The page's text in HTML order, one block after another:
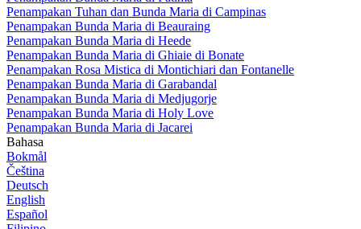
Penampakan Tuhan dan Bunda Maria di Campinas
Penampakan Bunda Maria di Beauraing
Penampakan Bunda Maria di Heede
Penampakan Bunda Maria di Ghiaie di Bonate
Penampakan Rosa Mistica di Montichiari dan Fontanelle
Penampakan Bunda Maria di Garabandal
Penampakan Bunda Maria di Medjugorje
Penampakan Bunda Maria di Holy Love
Penampakan Bunda Maria di Jacarei
Bahasa
Bokmål
Čeština
Deutsch
English
Español